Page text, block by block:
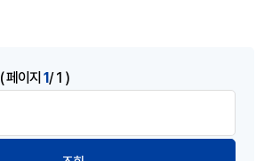
( 페이지 1/ 1 )